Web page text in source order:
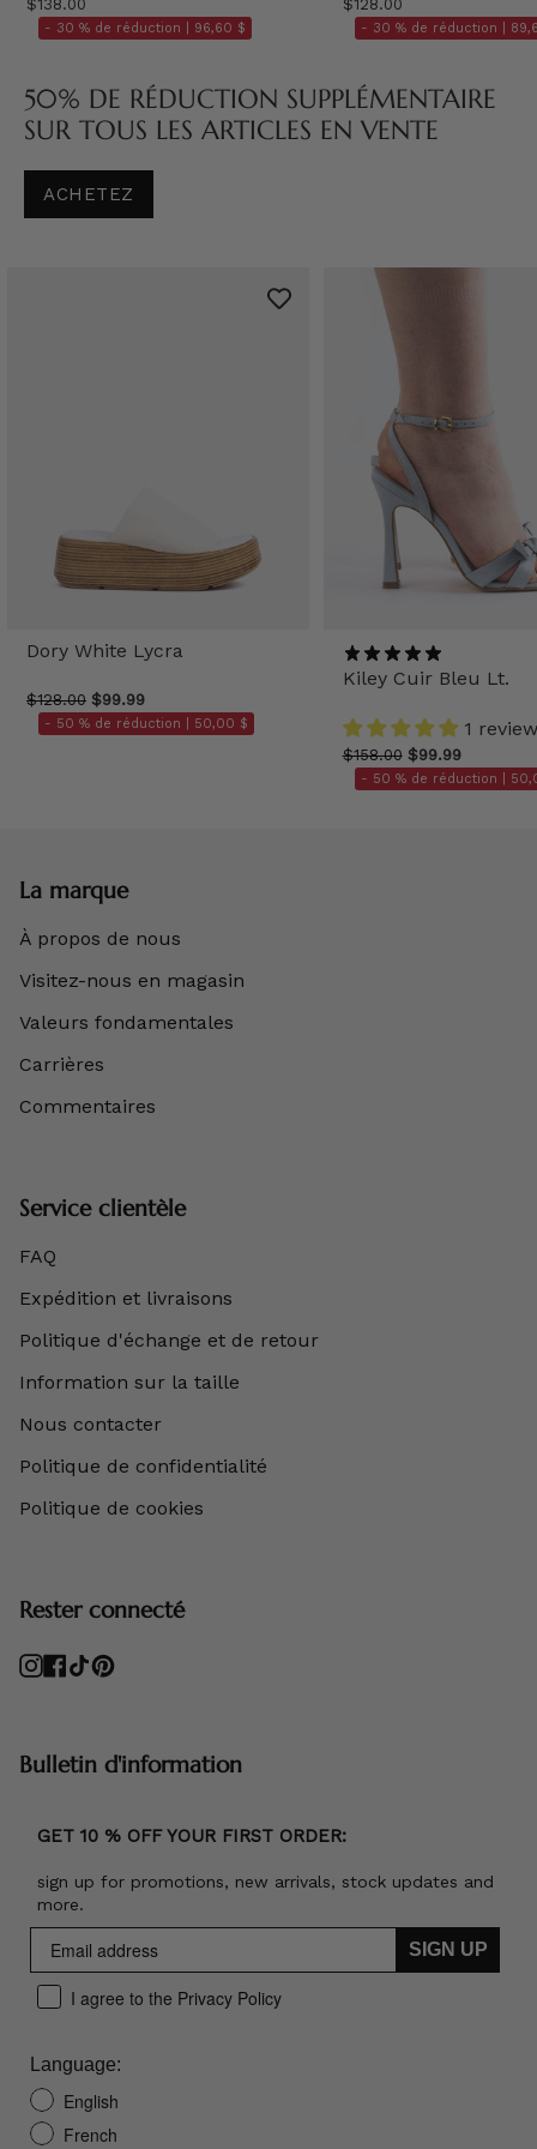
$138.00
- 30 % de réduction | 96,60 $
$128.00
- 30 % de réduction |
50% DE RÉDUCTION SUPPLÉMENTAIRE
SUR TOUS LES ARTICLES EN VENTE
ACHETEZ
Dory White Lycra
$128.00 $99.99
- 50 % de réduction | 50,00 $
Kiley Cuir Bleu Lt.
1 review
$158.00 $99.99
- 50 % de réduction |
La marque
À propos de nous
Visitez-nous en magasin
Valeurs fondamentales
Carrières
Commentaires
Service clientèle
FAQ
Expédition et livraisons
Politique d'échange et de retour
Information sur la taille
Nous contacter
Politique de confidentialité
Politique de cookies
Rester connecté
Instagram
Facebook
TikTokPinterest
Bulletin d'information
GET 10 % OFF YOUR FIRST ORDER:
sign up for promotions, new arrivals, stock updates and
more.
SIGN UP
I agree to the Privacy Policy
Language:
English
French